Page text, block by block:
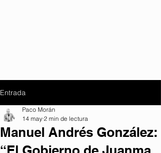
Entrada
Manuel Andrés González:
Paco Morán
14 may 2 min de lectura